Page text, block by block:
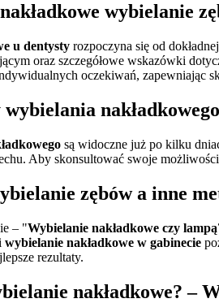
wybielanie
u dentysty rozpoczyna się od
oraz szczegółowe wskazówki
oczekiwań, zapewniając
są widoczne już po kilku
Aby skonsultować swoje
zębów a inne
– "Wybielanie nakładkowe czy
wybielanie nakładkowe w gabinecie
rezultaty.
nakładkowe? –